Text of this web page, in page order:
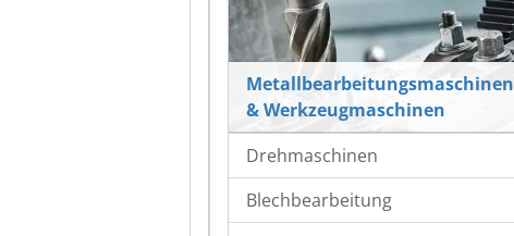
Metallbearbeitungsmaschinen
& Werkzeugmaschinen
Drehmaschinen
Blechbearbeitung